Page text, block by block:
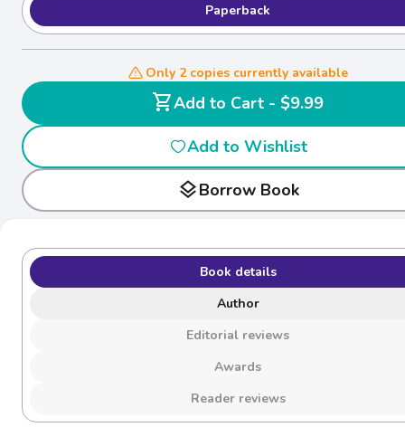
Paperback
Only 2 copies currently available
shopping_cart
Add to Cart - $9.99
Add to Wishlist
layersBorrow Book
Book details
Author
Editorial reviews
Awards
Reader reviews